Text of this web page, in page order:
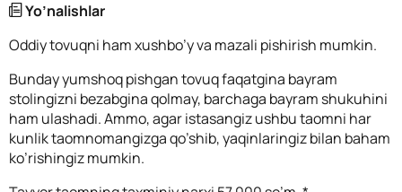
Yo’nalishlar
Oddiy tovuqni ham xushbo’y va mazali pishirish mumkin.
Bunday yumshoq pishgan tovuq faqatgina bayram
stolingizni bezabgina qolmay, barchaga bayram shukuhini
ham ulashadi. Ammo, agar istasangiz ushbu taomni har
kunlik taomnomangizga qo’shib, yaqinlaringiz bilan baham
ko’rishingiz mumkin.